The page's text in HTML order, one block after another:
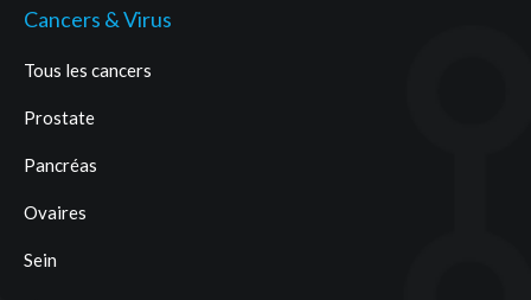
Cancers & Virus
Tous les cancers
Prostate
Pancréas
Ovaires
Sein